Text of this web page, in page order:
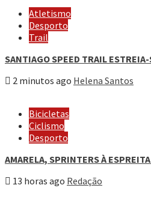
Atletismo
Desporto
Trail
SANTIAGO SPEED TRAIL ESTREIA-
2 minutos ago Helena Santos
Bicicletas
Ciclismo
Desporto
AMARELA, SPRINTERS À
13 horas ago Redação